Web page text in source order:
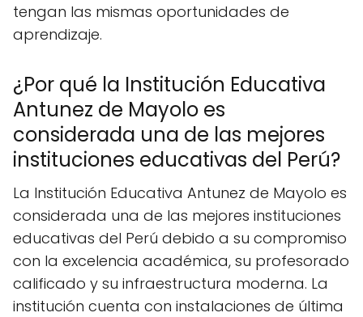
tengan las mismas oportunidades de
aprendizaje.
¿Por qué la Institución Educativa
Antunez de Mayolo es
considerada una de las mejores
instituciones educativas del Perú?
La Institución Educativa Antunez de Mayolo es
considerada una de las mejores instituciones
educativas del Perú debido a su compromiso
con la excelencia académica, su profesorado
calificado y su infraestructura moderna. La
institución cuenta con instalaciones de última